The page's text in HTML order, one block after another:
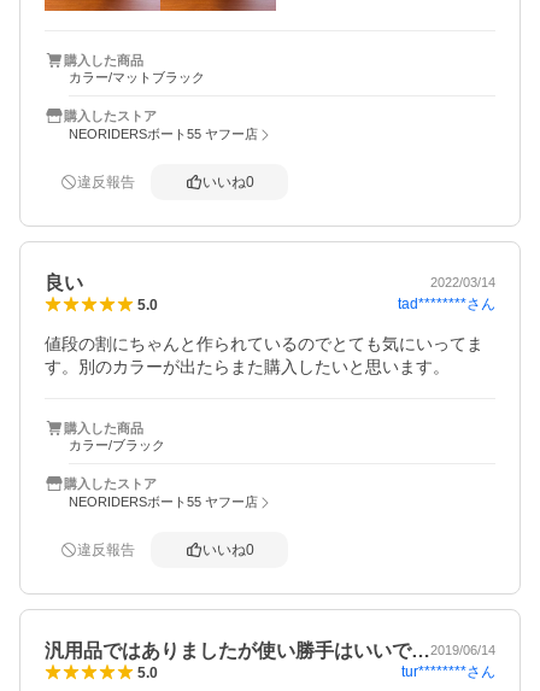
購入した商品
カラー/マットブラック
購入したストア
NEORIDERSボート55 ヤフー店
違反報告 いいね0
良い 2022/03/14
5.0 tad********さん
値段の割にちゃんと作られているのでとても気にいってま
す。別のカラーが出たらまた購入したいと思います。
購入した商品
カラー/ブラック
購入したストア
NEORIDERSボート55 ヤフー店
違反報告 いいね0
汎用品ではありましたが使い勝手はいいで…2019/06/14
5.0 tur********さん